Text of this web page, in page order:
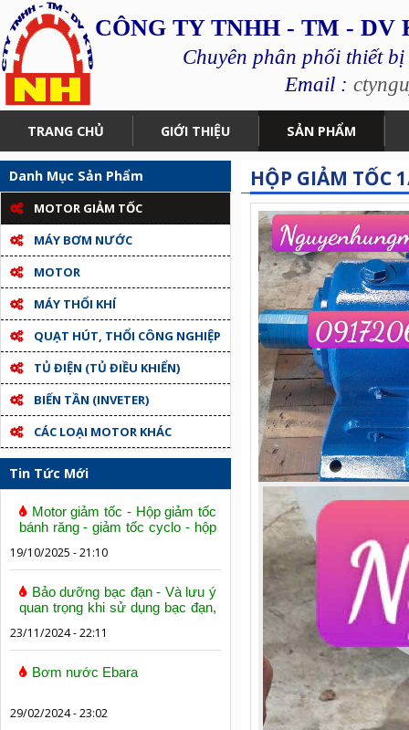
CÔNG TY TNHH - TM -
Chuyên phân phối thiết
Email :
TRANG CHỦ GIỚI THIỆU SẢN PHẨM
Danh Mục Sản Phẩm
MOTOR GIẢM TỐC
MÁY BƠM NƯỚC
MOTOR
MÁY THỔI KHÍ
QUẠT HÚT, THỔI CÔNG NGHIỆP
TỦ ĐIỆN (TỦ ĐIỀU KHIỂN)
BIẾN TẦN (INVETER)
CÁC LOẠI MOTOR KHÁC
Tin Tức Mới
Motor giảm tốc - Hộp giảm tốc
bánh răng - giảm tốc cyclo - hộp
19/10/2025 - 21:10
Bảo dưỡng bạc đạn - Và lưu ý
quan trọng khi sử dụng bạc đạn,
23/11/2024 - 22:11
Bơm nước Ebara
29/02/2024 - 23:02
HỘP GIẢM TỐC